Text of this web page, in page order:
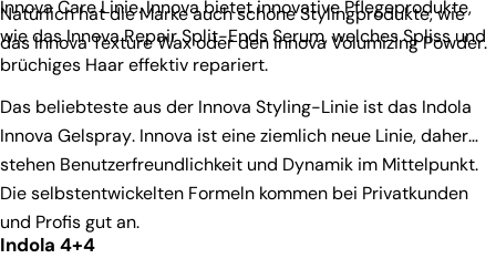
Innova Care Linie. Innova bietet innovative Pflegeprodukte,
wie dasInnova Repair Split-Ends Serum, welches Spliss und
brüchiges Haar effektiv repariert.
Natürlich hat die Marke auch schöne Stylingprodukte, wie
dasInnova Texture Waxoder denInnova Volumizing Powder.
Das beliebteste aus der Innova Styling-Linie ist das Indola
Innova Gelspray. Innova ist eine ziemlich neue Linie, daher
stehen Benutzerfreundlichkeit und Dynamik im Mittelpunkt.
Die selbstentwickelten Formeln kommen bei Privatkunden
und Profis gut an.
Indola 4+4